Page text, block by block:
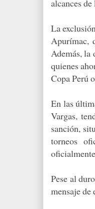
alcances
La
Apurímac,
Además,
quienes
Copa Perú
En las
Vargas,
sanción,
torneos
Pese al
mensaje de